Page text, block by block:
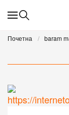
Skip to
Почетна baram